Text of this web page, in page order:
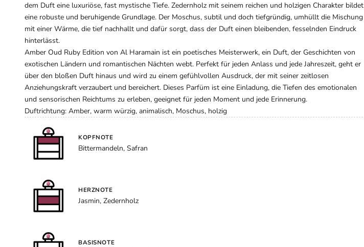
dem Duft eine luxuriöse, fast mystische Tiefe. Zedernholz mit seinem reichen und holzigen Charakter bildet
eine robuste und beruhigende Grundlage. Der Moschus, subtil und doch tiefgründig, umhüllt die Mischung
mit einer Wärme, die tief nachhallt und dafür sorgt, dass der Duft einen bleibenden, fesselnden Eindruck
hinterlässt.
Amber Oud Ruby Edition von Al Haramain ist ein poetisches Meisterwerk, ein Duft, der Geschichten von
exotischen Ländern und romantischen Nächten webt. Perfekt für jeden Anlass und jede Jahreszeit, geht er
über den bloßen Duft hinaus und wird zu einem gefühlvollen Ausdruck, der mit seiner zeitlosen
Anziehungskraft verzaubert und bereichert. Dieses Parfüm ist eine Einladung, die Tiefen des emotionalen
und sensorischen Reichtums zu erleben, geeignet für jeden Moment und jede Erinnerung.
Duftrichtung: Amber, warm würzig, animalisch, Moschus, holzig
KOPFNOTE
Bittermandeln, Safran
HERZNOTE
Jasmin, Zedernholz
BASISNOTE